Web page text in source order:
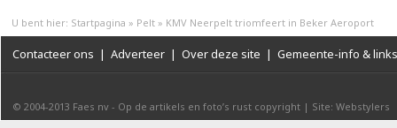
U bent hier: Startpagina » Pelt » KMV Neerpelt triomfeert in Beker Aeroport
Contacteer ons | Adverteer | Over deze site | Gemeente-info & links
© 2004-2013 Faes nv - Op de artikels en foto’s rust copyright | Site: Webstylers